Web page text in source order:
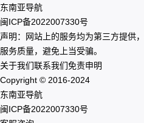
东南亚导航
闽ICP备2022007330号
声明：网站上的服务均为第三方提供
服务质量，避免上当受骗。
关于我们联系我们免责申明
Copyright © 2016-2024
东南亚导航
闽ICP备2022007330号